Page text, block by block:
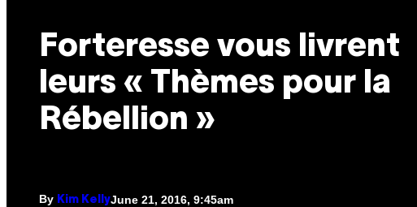
Forteresse vous livrent
leurs « Thèmes pour la
Rébellion »
By Kim KellyJune 21, 2016, 9:45am